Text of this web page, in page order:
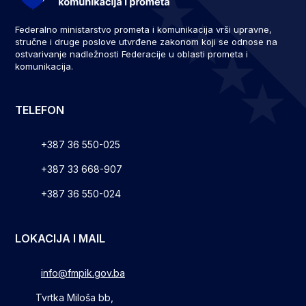
Federalno ministarstvo prometa i komunikacija vrši upravne,
stručne i druge poslove utvrđene zakonom koji se odnose na
ostvarivanje nadležnosti Federacije u oblasti prometa i
komunikacija.
TELEFON
+387 36 550-025
+387 33 668-907
+387 36 550-024
LOKACIJA I MAIL
info@fmpik.gov.ba
Tvrtka Miloša bb,